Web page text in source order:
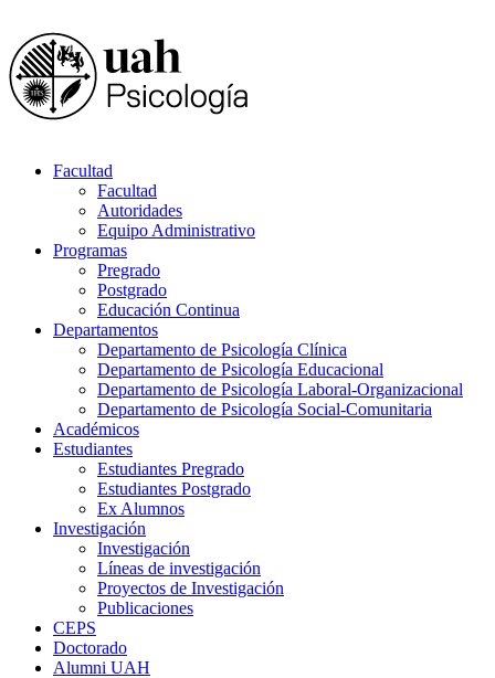
Facultad
Facultad
Autoridades
Equipo Administrativo
Programas
Pregrado
Postgrado
Educación Continua
Departamentos
Departamento de Psicología Clínica
Departamento de Psicología Educacional
Departamento de Psicología Laboral-Organizacional
Departamento de Psicología Social-Comunitaria
Académicos
Estudiantes
Estudiantes Pregrado
Estudiantes Postgrado
Ex Alumnos
Investigación
Investigación
Líneas de investigación
Proyectos de Investigación
Publicaciones
CEPS
Doctorado
Alumni UAH